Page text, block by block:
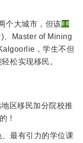
个大城市，但该工
、Master of Mining
，学生不但
松实现移民。
最有引力的学位课